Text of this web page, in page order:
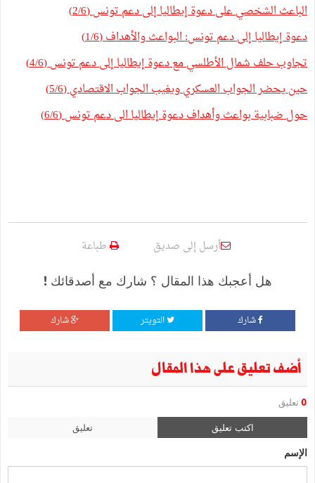
الباعث الشخصي على دعوة إيطاليا إلى دعم تونس (2/6)
دعوة إيطاليا إلى دعم تونس: البواعث والأهداف (1/6)
تجاوب حلف شمال الأطلسي مع دعوة إيطاليا إلى دعم تونس (4/6)
حين يحضر الجواب العسكري ويغيب الجواب الاقتصادي (5/6)
حول ضبابية بواعث وأهداف دعوة إيطاليا الى دعم تونس (6/6)
أرسل إلى صديق طباعة
هل أعجبك هذا المقال ؟ شارك مع أصدقائك !
شارك التويتر شارك
أضف تعليق على هذا المقال
0 تعليق
اكتب تعليق تعليق
الإسم